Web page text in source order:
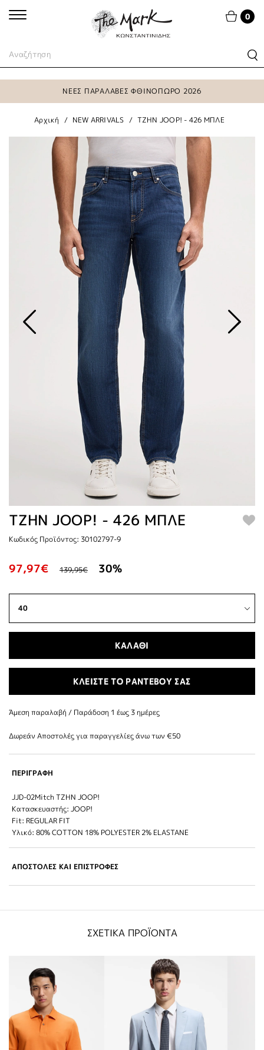
0
ΝΕΕΣ ΠΑΡΑΛΑΒΕΣ ΦΘΙΝΟΠΩΡΟ 2026
Αρχική NEW ARRIVALS TZHN JOOP! - 426 ΜΠΛΕ
TZHN JOOP! - 426 ΜΠΛΕ
Κωδικός Προϊόντος: 30102797-9
97,97€ 139,95€ 30%
ΚΑΛΑΘΙ
ΚΛΕΙΣΤΕ ΤΟ ΡΑΝΤΕΒΟΥ ΣΑΣ
Άμεση παραλαβή / Παράδoση 1 έως 3 ημέρες
Δωρεάν Αποστολές για παραγγελίες άνω των €50
ΠΕΡΙΓΡΑΦΗ
JJD-02Mitch TZHN JOOP!
Κατασκευαστής: JOOP!
Fit: REGULAR FIT
Υλικό: 80% COTTON 18% POLYESTER 2% ELASTANE
ΑΠΟΣΤΟΛΕΣ ΚΑΙ ΕΠΙΣΤΡΟΦΕΣ
ΣΧΕΤΙΚΑ ΠΡΟΪΟΝΤΑ